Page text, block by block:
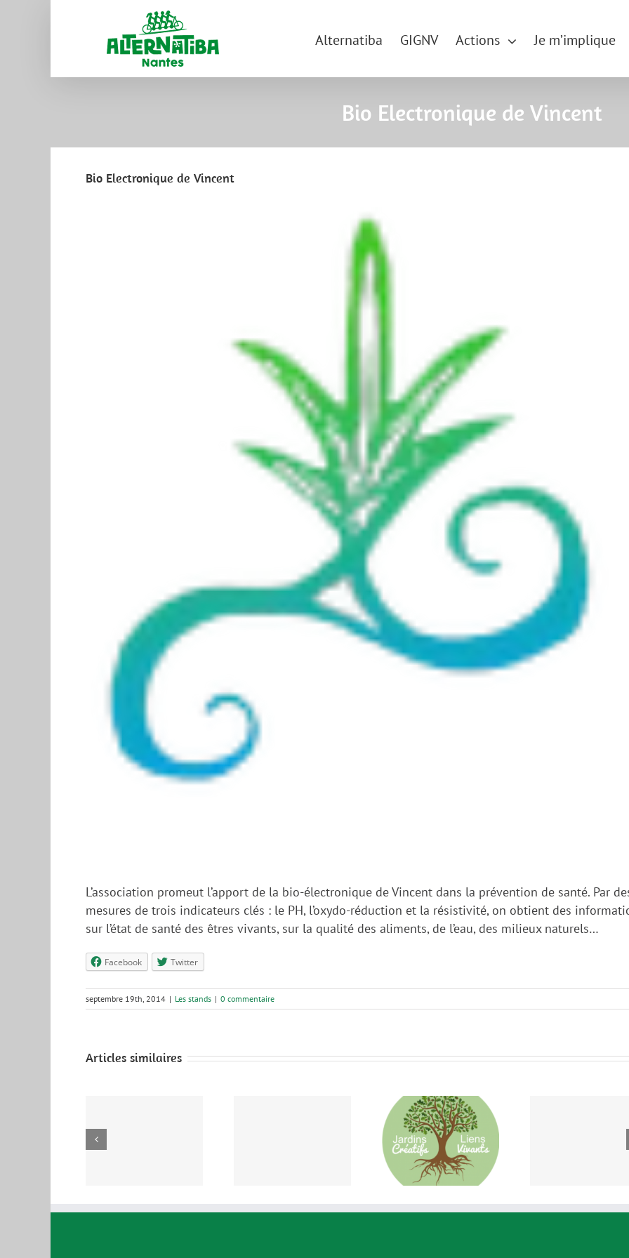
Alternatiba GIGNV Actions Je m’implique
Bio Electronique de Vincent
Bio Electronique de Vincent
L’association promeut l’apport de la bio-électronique de Vincent dans la prévention de santé. Par
mesures de trois indicateurs clés : le PH, l’oxydo-réduction et la résistivité, on obtient des
sur l’état de santé des êtres vivants, sur la qualité des aliments, de l’eau, des milieux naturels…
Facebook Twitter
septembre 19th, 2014 | Les stands | 0 commentaire
Articles similaires
Université
Populaire de
Nantes